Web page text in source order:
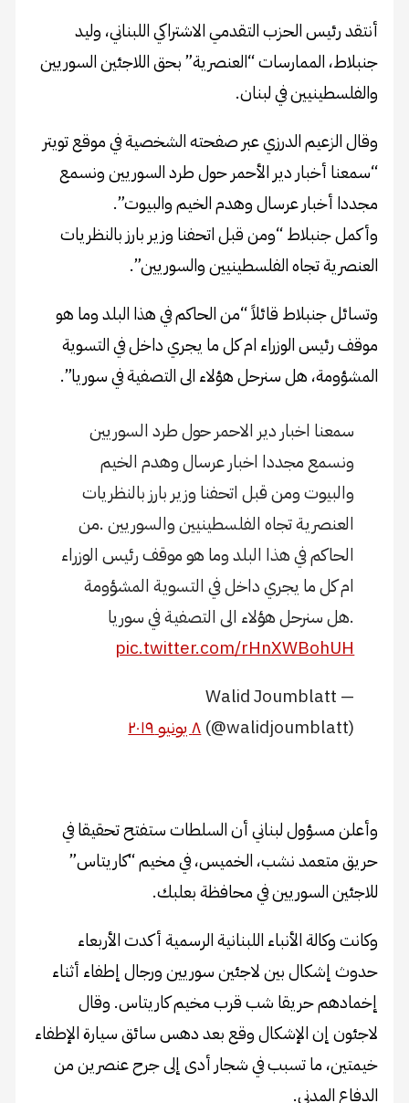
أنتقد رئيس الحزب التقدمي الاشتراكي اللبناني، وليد
جنبلاط، الممارسات “العنصرية” بحق اللاجئين السوريين
والفلسطينيين في لبنان.
وقال الزعيم الدرزي عبر صفحته الشخصية في موقع تويتر
“سمعنا أخبار دير الأحمر حول طرد السوريين ونسمع
مجددا أخبار عرسال وهدم الخيم والبيوت”.
وأكمل جنبلاط “ومن قبل اتحفنا وزير بارز بالنظريات
العنصرية تجاه الفلسطينيين والسوريين”.
وتسائل جنبلاط قائلاً “من الحاكم في هذا البلد وما هو
موقف رئيس الوزراء ام كل ما يجري داخل في التسوية
المشؤومة، هل سنرحل هؤلاء الى التصفية في سوريا”.
سمعنا اخبار دير الاحمر حول طرد السوريين
ونسمع مجددا اخبار عرسال وهدم الخيم
والبيوت ومن قبل اتحفنا وزير بارز بالنظريات
العنصرية تجاه الفلسطينيين والسوريين .من
الحاكم في هذا البلد وما هو موقف رئيس الوزراء
ام كل ما يجري داخل في التسوية المشؤومة
.هل سنرحل هؤلاء الى التصفية في سوريا
pic.twitter.com/rHnXWBohUH
— Walid Joumblatt
(@walidjoumblatt) ٨ يونيو ٢٠١٩
وأعلن مسؤول لبناني أن السلطات ستفتح تحقيقا في
حريق متعمد نشب، الخميس، في مخيم “كاريتاس”
للاجئين السوريين في محافظة بعلبك.
وكانت وكالة الأنباء اللبنانية الرسمية أكدت الأربعاء
حدوث إشكال بين لاجئين سوريين ورجال إطفاء أثناء
إخمادهم حريقا شب قرب مخيم كاريتاس. وقال
لاجئون إن الإشكال وقع بعد دهس سائق سيارة الإطفاء
خيمتين، ما تسبب في شجار أدى إلى جرح عنصرين من
الدفاع المدني.